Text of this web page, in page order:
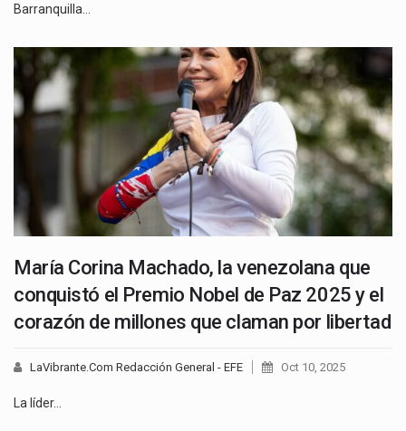
Barranquilla…
María Corina Machado, la venezolana que
conquistó el Premio Nobel de Paz 2025 y el
corazón de millones que claman por libertad
LaVibrante.Com Redacción General - EFE Oct 10, 2025
La líder…